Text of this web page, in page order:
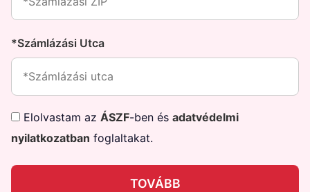
*Számlázási Utca
Elolvastam az ÁSZF-ben és adatvédelmi
nyilatkozatban foglaltakat.
TOVÁBB